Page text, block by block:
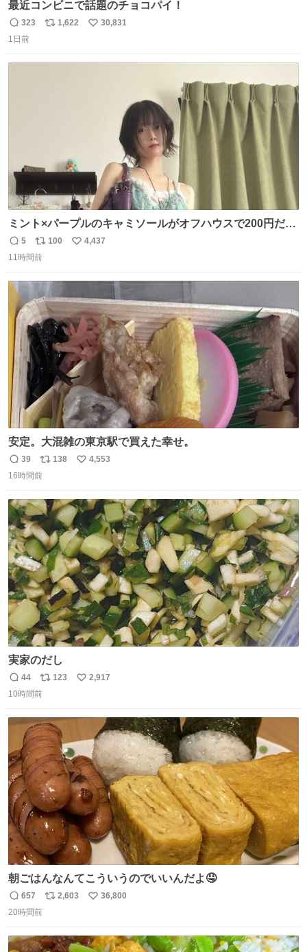
最近コンビニで話題のチョコパイ！
返
信
323
リ
1,622
い
30,831
1日前
ミント×パープルのキャミソールがオフハウスで200円だっ
た♩
返
信
5
リ
ポ
ト
数
100
い
4,437
11時間前
安定。大混雑の東京駅で買えた幸せ。
返
信
39
リ
ポ
ト
数
138
い
数
4,553
16時間前
実家のだし
返
信
44
リ
ポ
ト
数
123
い
2,917
10時間前
朝ごはんなんてこういうのでいいんだよ🤤
返
信
657
リ
ト
2,603
い
数
36,800
20時間前